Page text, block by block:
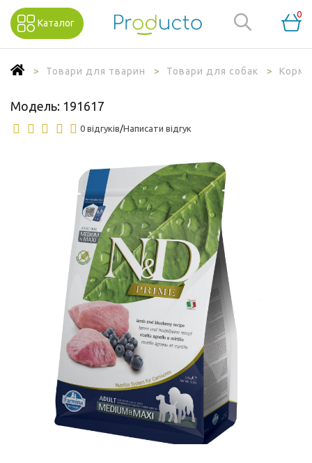
Каталог
0
Товари для тварин Товари для собак Корм
Модель: 191617
0 відгуків/Написати відгук